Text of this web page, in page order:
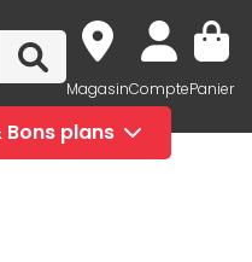
MagasinComptePanier
Bons plans